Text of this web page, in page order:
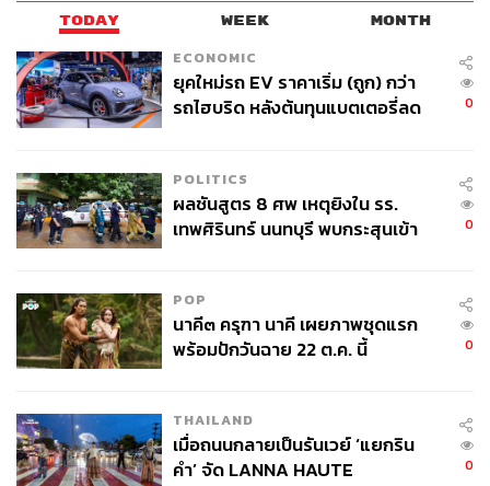
TODAY WEEK MONTH
ECONOMIC
ยุคใหม่รถ EV ราคาเริ่ม (ถูก) กว่า
รถไฮบริด หลังต้นทุนแบตเตอรี่ลด
0
POLITICS
ผลชันสูตร 8 ศพ เหตุยิงใน รร.
เทพศิรินทร์ นนทบุรี พบกระสุนเข้า
0
POP
นาคี๓ ครุฑา นาคี เผยภาพชุดแรก
พร้อมปักวันฉาย 22 ต.ค. นี้
0
THAILAND
เมื่อถนนกลายเป็นรันเวย์ ‘แยกริน
คำ’ จัด LANNA HAUTE
0